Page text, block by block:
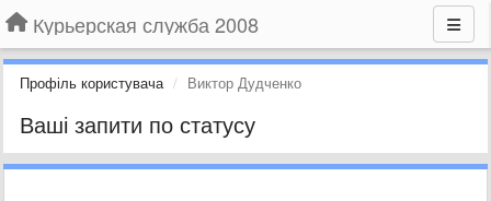
Курьерская служба 2008
Профіль користувача Виктор Дудченко
Ваші запити по статусу